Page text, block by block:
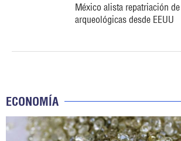
México alista repatriación
arqueológicas desde EEUU
ECONOMÍA